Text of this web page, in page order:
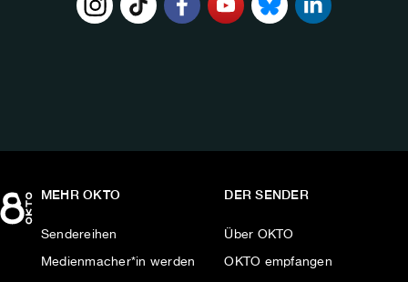
MEHR OKTO
Sendereihen
Medienmacher*in werden
DER SENDER
Über OKTO
OKTO empfangen